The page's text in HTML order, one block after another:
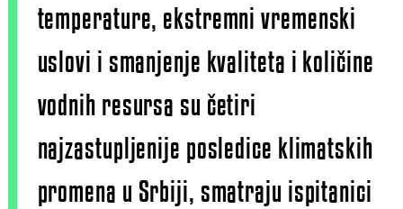
temperature, ekstremni vremenski
uslovi i smanjenje kvaliteta i količine
vodnih resursa su četiri
najzastupljenije posledice klimatskih
promena u Srbiji, smatraju ispitanici